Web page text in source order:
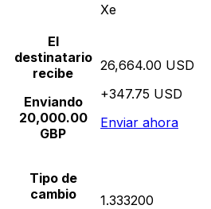
Xe
El
destinatario
recibe
Enviando
20,000.00
GBP
26,664.00 USD
+347.75 USD
Enviar ahora
Tipo de
cambio
1.333200